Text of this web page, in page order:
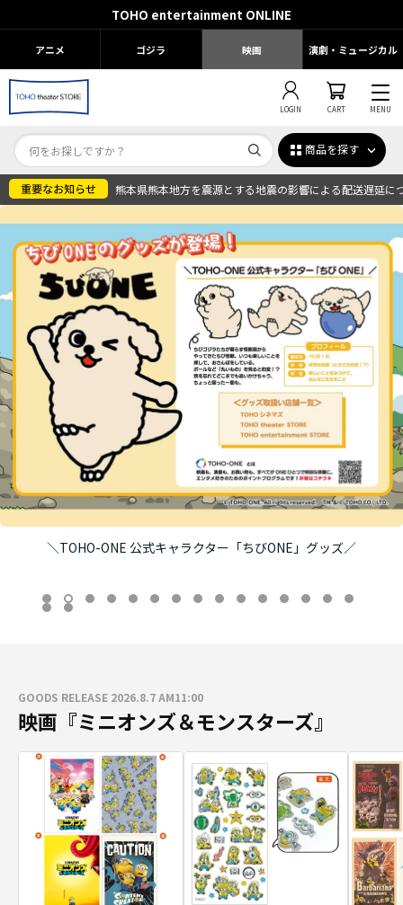
TOHO entertainment ONLINE
アニメ ゴジラ 映画 演劇・ミュージカル
LOGIN CART MENU
商品を探す
熊本県熊本地方を震源とする地震の影響による配送遅延に
＼TOHO-ONE 公式キャラクター「ちびONE」グッズ／
GOODS RELEASE 2026.8.7 AM11:00
映画『ミニオンズ＆モンスターズ』